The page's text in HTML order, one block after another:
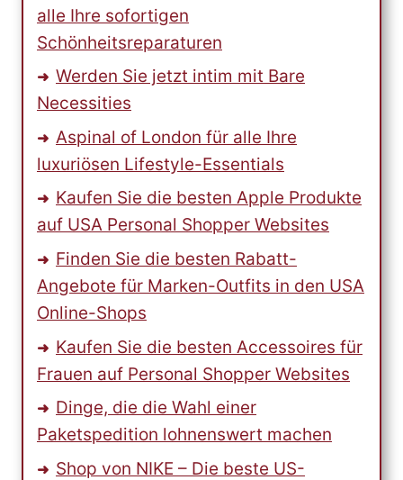
alle Ihre sofortigen
Schönheitsreparaturen
Werden Sie jetzt intim mit Bare
Necessities
Aspinal of London für alle Ihre
luxuriösen Lifestyle-Essentials
Kaufen Sie die besten Apple Produkte
auf USA Personal Shopper Websites
Finden Sie die besten Rabatt-
Angebote für Marken-Outfits in den USA
Online-Shops
Kaufen Sie die besten Accessoires für
Frauen auf Personal Shopper Websites
Dinge, die die Wahl einer
Paketspedition lohnenswert machen
Shop von NIKE – Die beste US-